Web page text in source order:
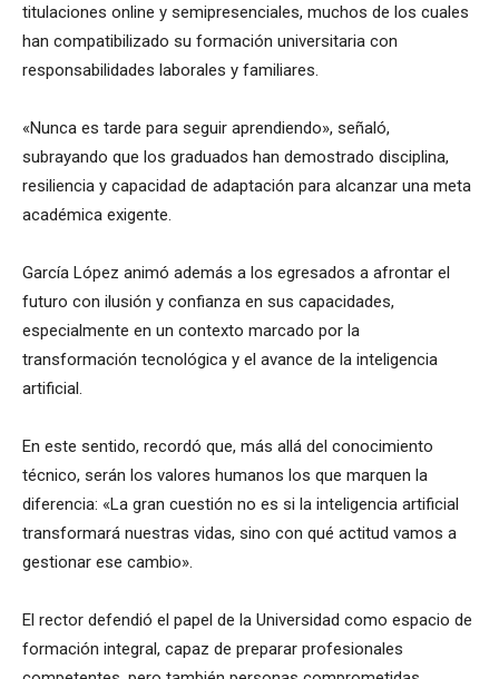
titulaciones online y semipresenciales, muchos de los cuales
han compatibilizado su formación universitaria con
responsabilidades laborales y familiares.
«Nunca es tarde para seguir aprendiendo», señaló,
subrayando que los graduados han demostrado disciplina,
resiliencia y capacidad de adaptación para alcanzar una meta
académica exigente.
García López animó además a los egresados a afrontar el
futuro con ilusión y confianza en sus capacidades,
especialmente en un contexto marcado por la
transformación tecnológica y el avance de la inteligencia
artificial.
En este sentido, recordó que, más allá del conocimiento
técnico, serán los valores humanos los que marquen la
diferencia: «La gran cuestión no es si la inteligencia artificial
transformará nuestras vidas, sino con qué actitud vamos a
gestionar ese cambio».
El rector defendió el papel de la Universidad como espacio de
formación integral, capaz de preparar profesionales